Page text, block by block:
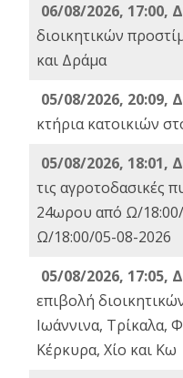
06/08/2026, 17:00,
διοικητικών
και Δράμα
05/08/2026, 20:09,
κτήρια κατοικιών
05/08/2026, 18:01,
τις αγροτοδασικές
24ωρου από Ω/
Ω/18:00/05-08-2026
05/08/2026, 17:05,
επιβολή
Ιωάννινα, Τρίκαλα,
Κέρκυρα, Χίο και Κω